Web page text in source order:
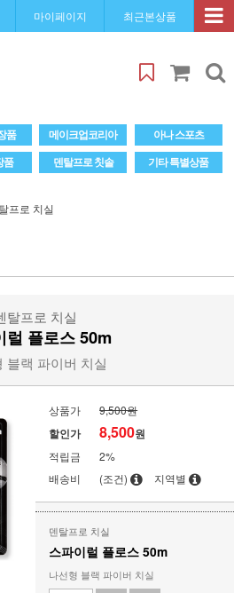
마이페이지 최근본상품
품 메이크업코리아
아나 스포츠
품 덴탈프로 칫솔 기타 특별상품
프로 치실
탈프로 치실
럴 플로스 50m
블랙 파이버 치실
상품가 9,500원
할인가 8,500원
적립금
2%
배송비
(조건) 지역별
덴탈프로 치실
스파이럴 플로스 50m
나선형 블랙 파이버 치실